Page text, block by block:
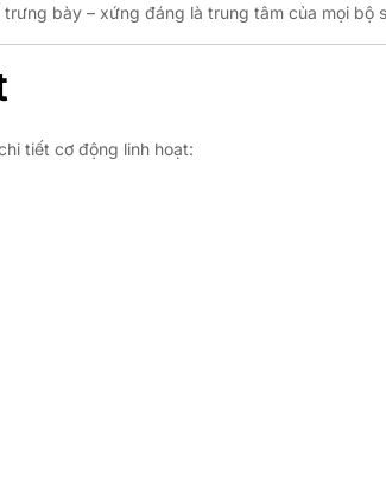
bày – xứng đáng là trung tâm của mọi bộ
tiết cơ động linh hoạt: